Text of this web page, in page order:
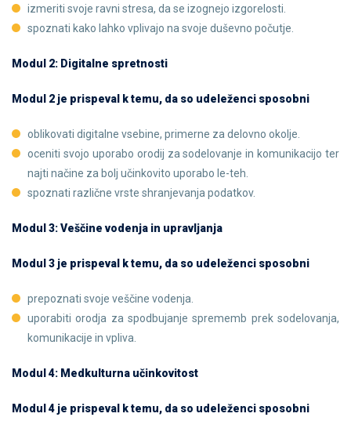
izmeriti svoje ravni stresa, da se izognejo izgorelosti.
spoznati kako lahko vplivajo na svoje duševno počutje.
Modul 2: Digitalne spretnosti
Modul 2 je prispeval k temu, da so udeleženci sposobni
oblikovati digitalne vsebine, primerne za delovno okolje.
oceniti svojo uporabo orodij za sodelovanje in komunikacijo ter
najti načine za bolj učinkovito uporabo le-teh.
spoznati različne vrste shranjevanja podatkov.
Modul 3: Veščine vodenja in upravljanja
Modul 3 je prispeval k temu, da so udeleženci sposobni
prepoznati svoje veščine vodenja.
uporabiti orodja za spodbujanje sprememb prek sodelovanja,
komunikacije in vpliva.
Modul 4: Medkulturna učinkovitost
Modul 4 je prispeval k temu, da so udeleženci sposobni